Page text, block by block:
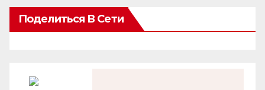
Поделиться В Сети